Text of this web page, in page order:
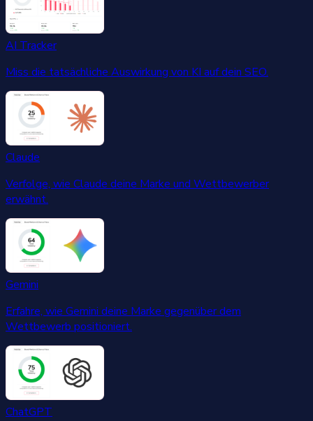
AI Tracker
Miss die tatsächliche Auswirkung von KI auf dein SEO.
Claude
Verfolge, wie Claude deine Marke und Wettbewerber
erwähnt.
Gemini
Erfahre, wie Gemini deine Marke gegenüber dem
Wettbewerb positioniert.
ChatGPT